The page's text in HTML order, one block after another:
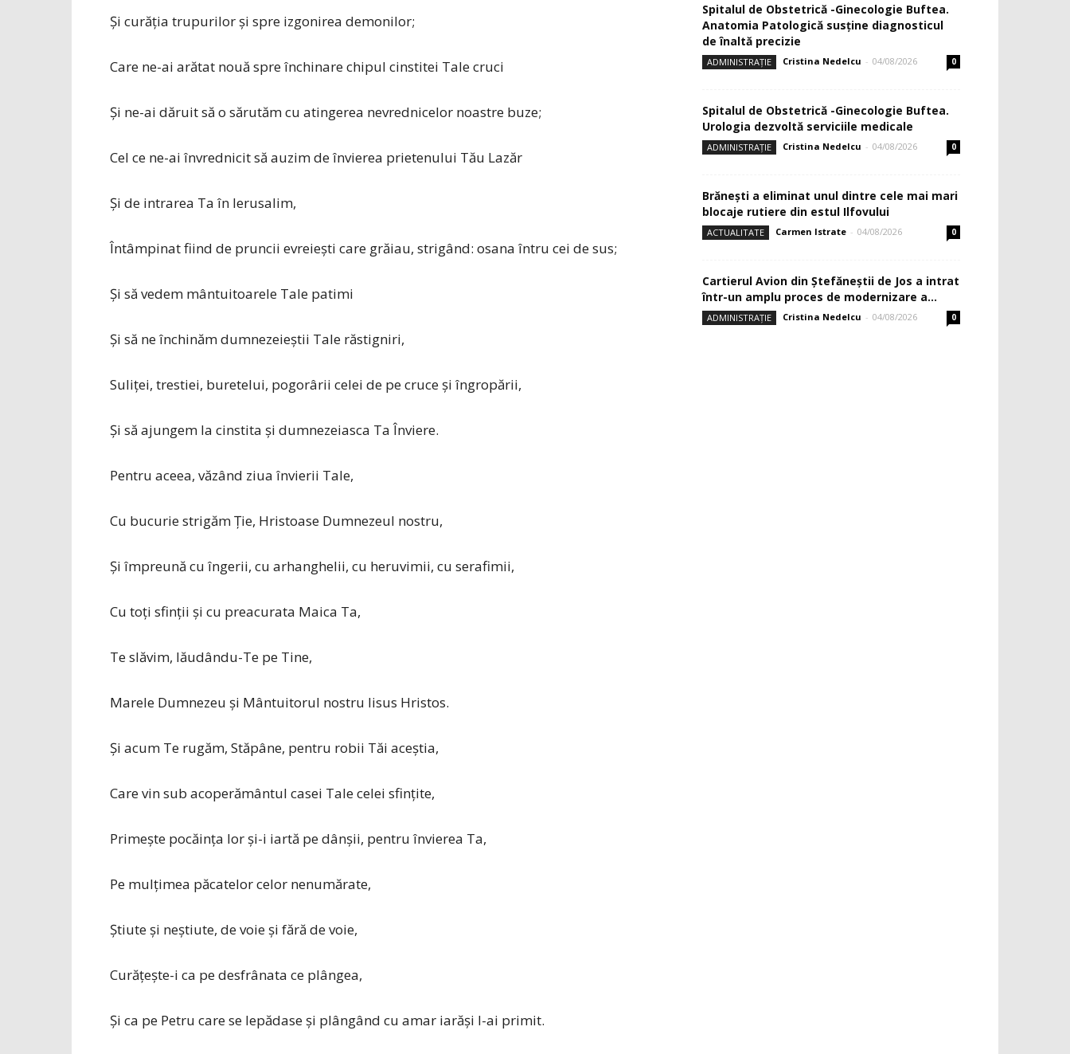
Și curăţia trupurilor şi spre izgonirea demonilor;
Care ne-ai arătat nouă spre închinare chipul cinstitei Tale cruci
Și ne-ai dăruit să o sărutăm cu atingerea nevrednicelor noastre buze;
Cel ce ne-ai învrednicit să auzim de învierea prietenului Tău Lazăr
Și de intrarea Ta în Ierusalim,
Întâmpinat fiind de pruncii evreieşti care grăiau, strigând: osana întru cei de sus;
Și să vedem mântuitoarele Tale patimi
Și să ne închinăm dumnezeieştii Tale răstigniri,
Suliţei, trestiei, buretelui, pogorârii celei de pe cruce şi îngropării,
Și să ajungem la cinstita şi dumnezeiasca Ta Înviere.
Pentru aceea, văzând ziua învierii Tale,
Cu bucurie strigăm Ţie, Hristoase Dumnezeul nostru,
Și împreună cu îngerii, cu arhanghelii, cu heruvimii, cu serafimii,
Cu toţi sfinţii şi cu preacurata Maica Ta,
Te slăvim, lăudându-Te pe Tine,
Marele Dumnezeu şi Mântuitorul nostru Iisus Hristos.
Şi acum Te rugăm, Stăpâne, pentru robii Tăi aceştia,
Care vin sub acoperământul casei Tale celei sfinţite,
Primeşte pocăinţa lor şi-i iartă pe dânşii, pentru învierea Ta,
Pe mulţimea păcatelor celor nenumărate,
Știute şi neştiute, de voie şi fără de voie,
Curăţeşte-i ca pe desfrânata ce plângea,
Și ca pe Petru care se lepădase şi plângând cu amar iarăşi l-ai primit.
Spitalul de Obstetrică -Ginecologie Buftea.
Anatomia Patologică susţine diagnosticul
de înaltă precizie
ADMINISTRAȚIE Cristina Nedelcu - 04/08/2026 0
Spitalul de Obstetrică -Ginecologie Buftea.
Urologia dezvoltă serviciile medicale
ADMINISTRAȚIE Cristina Nedelcu - 04/08/2026 0
Brănești a eliminat unul dintre cele mai mari
blocaje rutiere din estul Ilfovului
ACTUALITATE Carmen Istrate - 04/08/2026 0
Cartierul Avion din Ştefăneştii de Jos a intrat
într-un amplu proces de modernizare a...
ADMINISTRAȚIE Cristina Nedelcu - 04/08/2026 0